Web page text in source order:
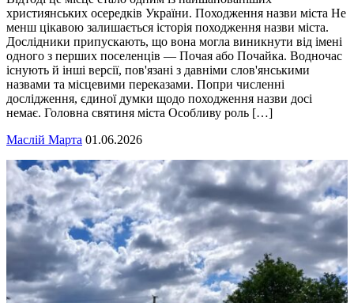
християнських осередків України. Походження назви міста Не
менш цікавою залишається історія походження назви міста.
Дослідники припускають, що вона могла виникнути від імені
одного з перших поселенців — Почая або Почайка. Водночас
існують й інші версії, пов'язані з давніми слов'янськими
назвами та місцевими переказами. Попри численні
дослідження, єдиної думки щодо походження назви досі
немає. Головна святиня міста Особливу роль […]
Маслій Марта 01.06.2026